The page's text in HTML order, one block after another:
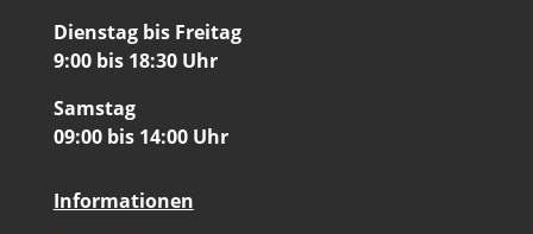
Dienstag bis Freitag
9:00 bis 18:30 Uhr
Samstag
09:00 bis 14:00 Uhr
Informationen